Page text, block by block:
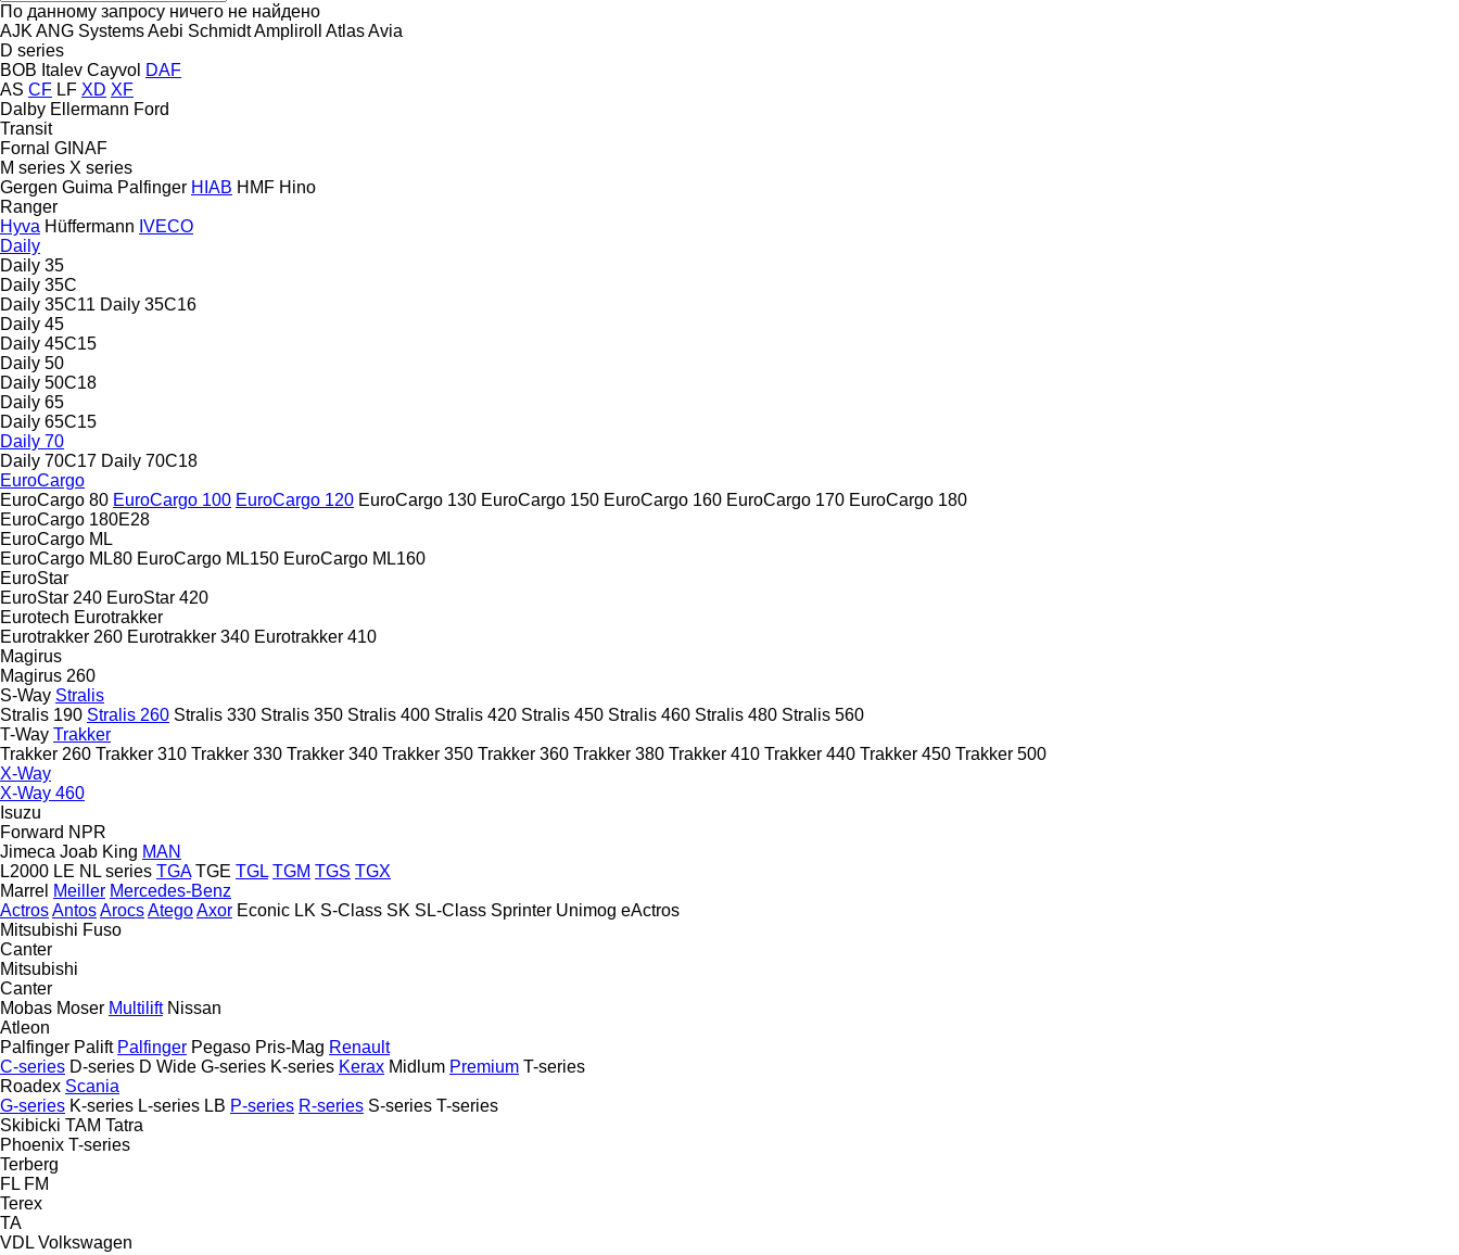
По данному запросу ничего не найдено
AJK ANG SystemsAebi SchmidtAmpliroll AtlasAvia
D series
BOB Italev Cayvol DAF
AS CF LF XD XF
Dalby Ellermann Ford
Transit
Fornal GINAF
M series X series
Gergen Guima Palfinger HIAB HMF Hino
Ranger
Hyva Hüffermann IVECO
Daily
Daily 35
Daily 35C
Daily 35C11 Daily 35C16
Daily 45
Daily 45C15
Daily 50
Daily 50C18
Daily 65
Daily 65C15
Daily 70
Daily 70C17 Daily 70C18
EuroCargo
EuroCargo 80 EuroCargo 100 EuroCargo 120 EuroCargo 130 EuroCargo 150 EuroCargo 160 EuroCargo 170 EuroCargo 180
EuroCargo 180E28
EuroCargo ML
EuroCargo ML80 EuroCargo ML150 EuroCargo ML160
EuroStar
EuroStar 240 EuroStar 420
Eurotech Eurotrakker
Eurotrakker 260 Eurotrakker 340 Eurotrakker 410
Magirus
Magirus 260
S-Way Stralis
Stralis 190 Stralis 260 Stralis 330 Stralis 350 Stralis 400 Stralis 420 Stralis 450 Stralis 460 Stralis 480 Stralis 560
T-Way Trakker
Trakker 260 Trakker 310 Trakker 330 Trakker 340 Trakker 350 Trakker 360 Trakker 380 Trakker 410 Trakker 440 Trakker 450 Trakker 500
X-Way
X-Way 460
Isuzu
Forward NPR
Jimeca Joab King MAN
L2000 LE NL series TGA TGE TGL TGM TGS TGX
Marrel Meiller Mercedes-Benz
ActrosAntosArocsAtegoAxor Econic LK S-Class SK SL-Class Sprinter Unimog eActros
Mitsubishi Fuso
Canter
Mitsubishi
Canter
Mobas Moser Multilift Nissan
Atleon
Palfinger Palift Palfinger Pegaso Pris-Mag Renault
C-series D-series D Wide G-series K-series Kerax Midlum Premium T-series
Roadex Scania
G-series K-series L-series LB P-series R-series S-series T-series
Skibicki TAM Tatra
Phoenix T-series
Terberg
FL FM
Terex
TA
VDL Volkswagen